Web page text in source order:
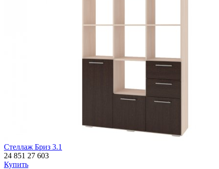
Стеллаж Бриз 3.1
24 851 27 603
Купить